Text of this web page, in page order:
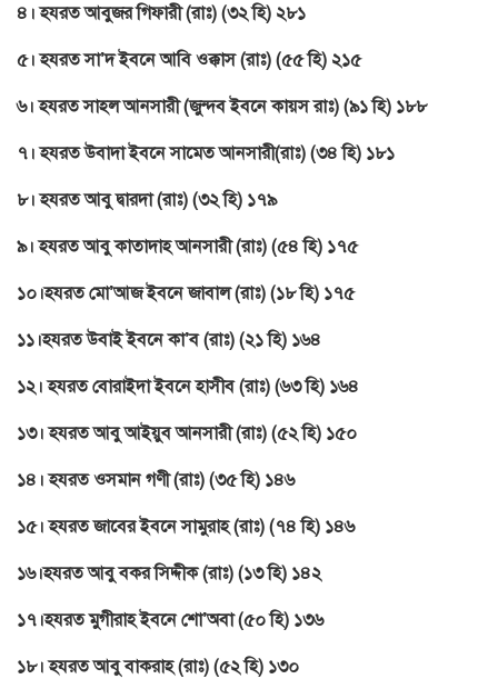
৪। হযরত আবুজর গিফারী (রাঃ) (৩২ হি) ২৮১
৫। হযরত সা’দ ইবনে আবি ওক্কাস (রাঃ) (৫৫ হি) ২১৫
৬। হযরত সাহল আনসারী (জুন্দব ইবনে কায়স রাঃ) (৯১ হি) ১৮৮
৭। হযরত উবাদা ইবনে সামেত আনসারী(রাঃ) (৩৪ হি) ১৮১
৮। হযরত আবু দ্বারদা (রাঃ) (৩২ হি) ১৭৯
৯। হযরত আবু কাতাদাহ আনসারী (রাঃ) (৫৪ হি) ১৭৫
১০।হযরত মো’আজ ইবনে জাবাল (রাঃ) (১৮ হি) ১৭৫
১১।হযরত উবাই ইবনে কা’ব (রাঃ) (২১ হি) ১৬৪
১২। হযরত বোরাইদা ইবনে হাসীব (রাঃ) (৬৩ হি) ১৬৪
১৩। হযরত আবু আইয়ুব আনসারী (রাঃ) (৫২ হি) ১৫০
১৪। হযরত ওসমান গণী (রাঃ) (৩৫ হি) ১৪৬
১৫। হযরত জাবের ইবনে সামুরাহ (রাঃ) (৭৪ হি) ১৪৬
১৬।হযরত আবু বকর সিদ্দীক (রাঃ) (১৩ হি) ১৪২
১৭।হযরত মুগীরাহ ইবনে শো’অবা (৫০ হি) ১৩৬
১৮। হযরত আবু বাকরাহ (রাঃ) (৫২ হি) ১৩০